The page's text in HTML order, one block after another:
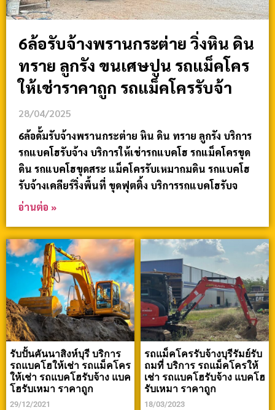
6ล้อรับจ้างพรานกระต่าย วิ่งหิน ดิน
ทราย ลูกรัง ขนเศษปูน รถแม็คโคร
ให้เช่าราคาถูก รถแม็คโครรับจ้า
28/04/2025
6ล้อดั้มรับจ้างพรานกระต่าย หิน ดิน ทราย ลูกรัง บริการ
รถแบคโฮรับจ้าง บริการให้เช่ารถแบคโฮ รถแม็คโครขุด
ดิน รถแบคโฮขุดสระ แม็คโครรับเหมาถมดิน รถแบคโฮ
รับจ้างเคลียร์ริ่งพื้นที่ ขุดฟุตติ้ง บริการรถแบคโฮรับจ
อ่านต่อ »
รับปั้นคันนาสิงห์บุรี บริการ
รถแบคโฮให้เช่า รถแม็คโคร
ให้เช่า รถแบคโฮรับจ้าง แบค
โฮรับเหมา ราคาถูก
29/12/2021
รถแม็คโครรับจ้างบุรีรัมย์รับ
ถมที่ บริการ รถแม็คโครให้
เช่า รถแบคโฮรับจ้าง แบคโฮ
รับเหมา ราคาถูก
18/03/2023